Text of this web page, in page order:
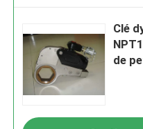
Clé
de